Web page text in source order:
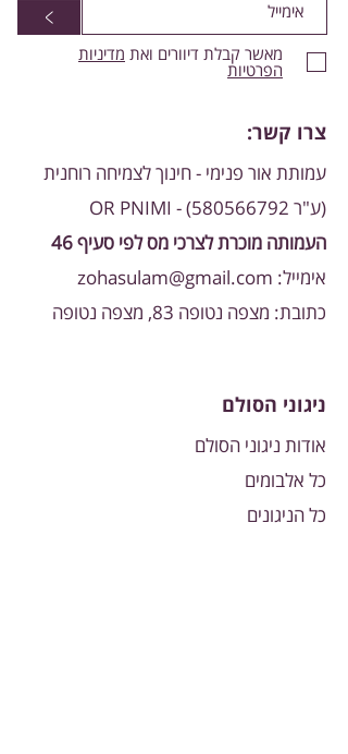
>
מאשר קבלת דיוורים ואת מדיניות
הפרטיות
צרו קשר:
עמותת אור פנימי - חינוך לצמיחה רוחנית
(ע"ר 580566792)
- OR PNIMI
העמותה מוכרת לצרכי מס לפי סעיף 46
אימייל: zohasulam@gmail.com
כתובת: מצפה נטופה 83, מצפה נטופה
ניגוני הסולם
אודות ניגוני הסולם
כל אלבומים
כל הניגונים